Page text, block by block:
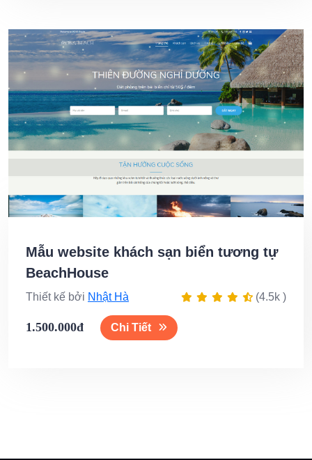
Mẫu website khách sạn biển tương tự
BeachHouse
Thiết kế bởi Nhật Hà (4.5k )
1.500.000đ Chi Tiết